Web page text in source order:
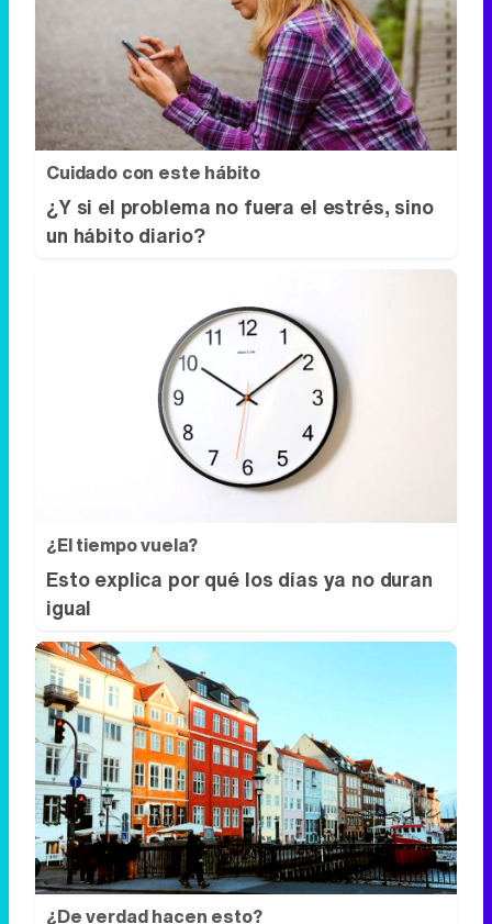
9 apps que valen oro
No son populares, pero sí
extraordinariamente útiles
Cuidado con este hábito
¿Y si el problema no fuera el estrés, sino
un hábito diario?
¿El tiempo vuela?
Esto explica por qué los días ya no duran
igual